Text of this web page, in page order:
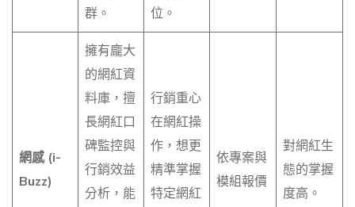
群。
位。
網感 (i-
Buzz)
擁有龐大
的網紅資
料庫，擅
長網紅口
碑監控與
行銷效益
分析，能
行銷重心
在網紅操
作，想更
精準掌握
特定網紅
依專案與
模組報價
對網紅生
態的掌握
度高。